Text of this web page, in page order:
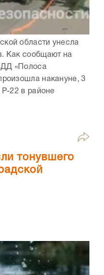
области унесла
Как сообщают на
«Полоса
накануне, 3
Р-22 в районе
тонувшего